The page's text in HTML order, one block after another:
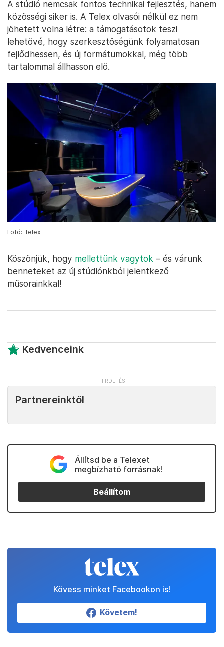
A stúdió nemcsak fontos technikai fejlesztés, hanem
közösségi siker is. A Telex olvasói nélkül ez nem
jöhetett volna létre: a támogatásotok teszi
lehetővé, hogy szerkesztőségünk folyamatosan
fejlődhessen, és új formátumokkal, még több
tartalommal állhasson elő.
Fotó: Telex
Köszönjük, hogy mellettünk vagytok – és várunk
benneteket az új stúdiónkból jelentkező
műsorainkkal!
Kedvenceink
Partnereinktől
Állítsd be a Telexet
megbízható forrásnak!
Beállítom
Kövess minket Facebookon is!
Követem!